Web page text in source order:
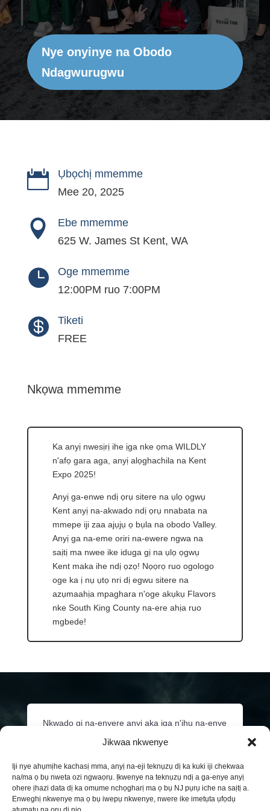
Jikwaa nkwenye
Iji nye ahụmịhe kachasị mma, anyị na-eji teknụzụ dị ka kuki iji chekwaa
na/ma ọ bụ nweta ozi ngwaọrụ. Ịkwenye na teknụzụ ndị a ga-enye anyị
ohere ịhazi data dị ka omume nchọgharị ma ọ bụ NJ pụrụ iche na saịtị a.
Enweghị nkwenye ma ọ bụ iwepụ nkwenye, nwere ike imetụta ụfọdụ
Nye onyinye na Obodo
Ndagwurugwu

Ụbọchị mmemme
Mee 20, 2025

Ebe mmemme
625 W. James St Kent, WA

Oge mmemme
12:00PM ruo 7:00PM

Tiketi
FREE
Nkọwa mmemme
Ka anyị nwesịrị ihe ịga nke ọma WILDLY
n'afọ gara aga, anyị alọghachila na Kent
Expo 2025!
Anyị ga-enwe ndị ọrụ sitere na ụlọ ọgwụ
Kent anyị na-akwado ndị ọrụ nnabata na
mmepe iji zaa ajụjụ ọ bụla na obodo Valley.
Anyị ga na-eme oriri na-ewere ngwa na
saịtị ma nwee ike iduga gị na ụlọ ọgwụ
Kent maka ihe ndị ọzọ! Nọọrọ ruo ogologo
oge ka ị nụ ụtọ nri dị egwu sitere na
azụmaahịa mpaghara n'oge akụkụ Flavors
nke South King County na-ere ahịa ruo
mgbede!
Nkwado gị na-enyere anyị aka ịga n'ihu na-enye
ndị obodo anyị ọrụ ahụike omume dị mkpa. Pịa
maka ohere nkwado yana otu ị ga-esi tinye aka
na nlekọta ahụike na-aga n'ihu nke obodo King
County anyị.